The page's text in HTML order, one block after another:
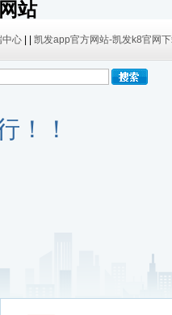
站
中心 凯发app官方网站-凯发k8官网
！！
客使用
！